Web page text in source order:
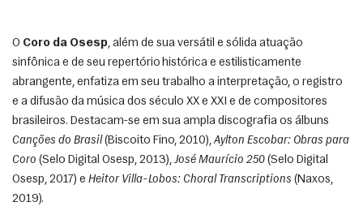
O Coro da Osesp, além de sua versátil e sólida atuação
sinfônica e de seu repertório histórica e estilisticamente
abrangente, enfatiza em seu trabalho a interpretação, o registro
e a difusão da música dos século XX e XXI e de compositores
Canções do Brasil (Biscoito Fino, 2010), Aylton Escobar: Obras para
Coro (Selo Digital Osesp, 2013), José Maurício 250 (Selo Digital
Osesp, 2017) e Heitor Villa-Lobos: Choral Transcriptions (Naxos,
2019).